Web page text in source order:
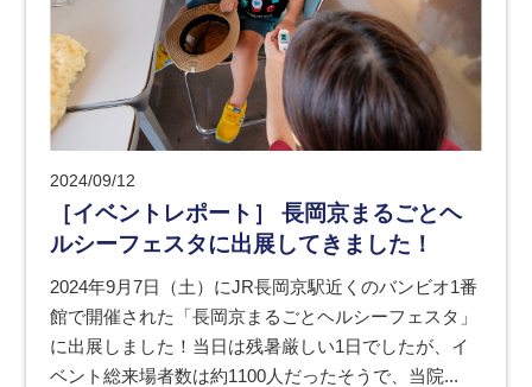
2024/09/12
［イベントレポート］ 長岡京まるごとヘ
ルシーフェスタに出展してきました！
2024年9月7日（土）にJR長岡京駅近くのバンビオ1番
館で開催された「長岡京まるごとヘルシーフェスタ」
に出展しました！当日は残暑厳しい1日でしたが、イ
ベント総来場者数は約1100人だったそうで、当院...